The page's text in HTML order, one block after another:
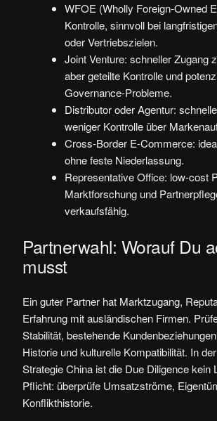
WFOE (Wholly Foreign-Owned
Kontrolle, sinnvoll bei
oder Vertriebszielen.
Joint Venture: schneller Zugang
aber geteilte Kontrolle und
Governance-Probleme.
Distributor oder Agentur:
weniger Kontrolle über
Cross-Border E‑Commerce:
ohne feste Niederlassung.
Representative Office: low-cost
Marktforschung und
verkaufsfähig.
Partnerwahl: Worauf Du
musst
Ein guter Partner hat Marktzugang,
Erfahrung mit ausländischen Firmen.
Stabilität, bestehende
Historie und kulturelle Kompatibilität. In
Strategie China ist die Due Diligence kein
Pflicht: überprüfe Umsatzströme,
Konflikthistorie.